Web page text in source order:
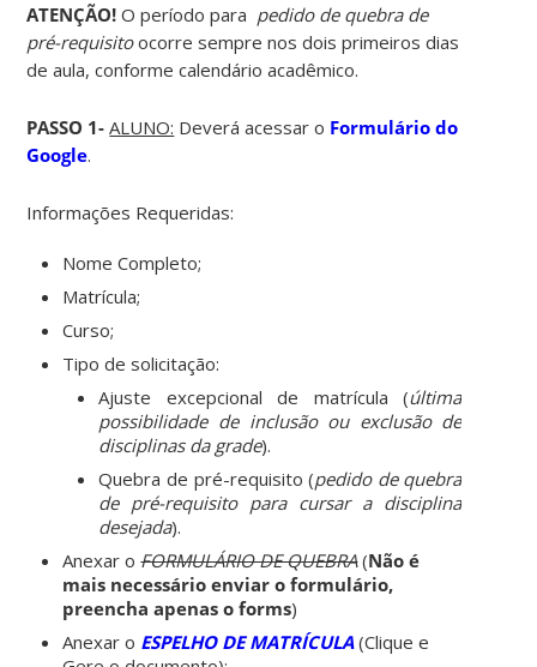
ATENÇÃO! O período para pedido de quebra de
pré-requisitoocorre sempre nos dois primeiros dias
de aula, conforme calendário acadêmico.
PASSO 1- ALUNO: Deverá acessar o Formulário do
Google.
Informações Requeridas:
Nome Completo;
Matrícula;
Curso;
Tipo de solicitação:
Ajuste excepcional de matrícula (última
possibilidade de inclusão ou exclusão de
disciplinas da grade).
Quebra de pré-requisito (pedido de quebra
de pré-requisito para cursar a disciplina
desejada).
Anexar oFORMULÁRIO DE QUEBRA(Não é
mais necessário enviar o formulário,
preencha apenas o forms)
Anexar o ESPELHO DE MATRÍCULA(Clique e